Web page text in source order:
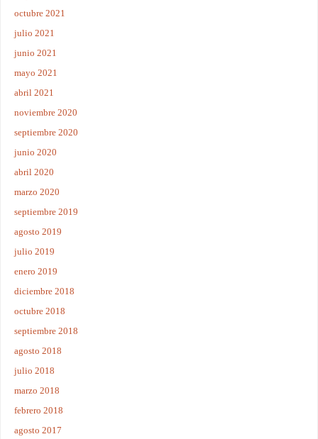
octubre 2021
julio 2021
junio 2021
mayo 2021
abril 2021
noviembre 2020
septiembre 2020
junio 2020
abril 2020
marzo 2020
septiembre 2019
agosto 2019
julio 2019
enero 2019
diciembre 2018
octubre 2018
septiembre 2018
agosto 2018
julio 2018
marzo 2018
febrero 2018
agosto 2017